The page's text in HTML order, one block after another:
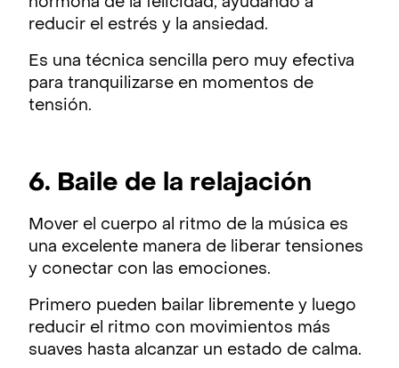
hormona de la felicidad, ayudando a
reducir el estrés y la ansiedad.
Es una técnica sencilla pero muy efectiva
para tranquilizarse en momentos de
tensión.
6. Baile de la relajación
Mover el cuerpo al ritmo de la música es
una excelente manera de liberar tensiones
y conectar con las emociones.
Primero pueden bailar libremente y luego
reducir el ritmo con movimientos más
suaves hasta alcanzar un estado de calma.